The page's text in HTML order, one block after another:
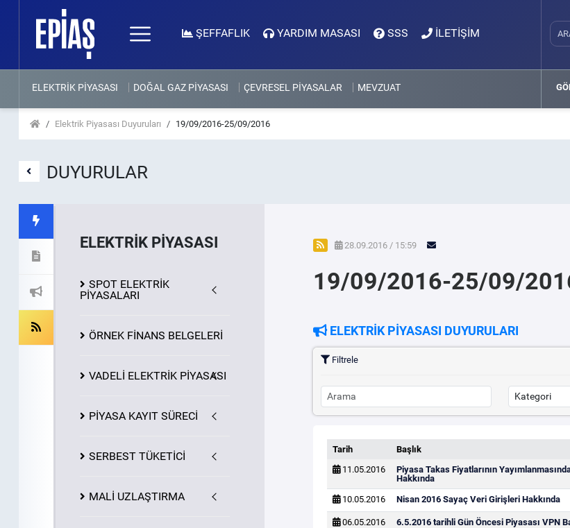
ŞEFFAFLIK YARDIM MASASI SSS İLETİŞİM
ELEKTRİK PİYASASI DOĞAL GAZ PİYASASI ÇEVRESEL PİYASALAR MEVZUAT
Elektrik Piyasası Duyuruları 19/09/2016-25/09/2016
DUYURULAR
ELEKTRİK PİYASASI
SPOT ELEKTRİK
PİYASALARI
ÖRNEK FİNANS BELGELERİ
VADELİ ELEKTRİK PİYASASI
PİYASAKAYIT SÜRECİ
SERBEST TÜKETİCİ
MALİ UZLAŞTIRMA
28.09.2016 / 15:59
19/09/2016-25/09/
ELEKTRİK PİYASASI DUYURULARI
Filtrele
Tarih Başlık
11.05.2016
Piyasa Takas Fiyatlarının
Hakkında
10.05.2016 Nisan 2016 Sayaç Veri Girişleri Hakkında
06.05.2016 6.5.2016 tarihli Gün Öncesi Piyasası VPN